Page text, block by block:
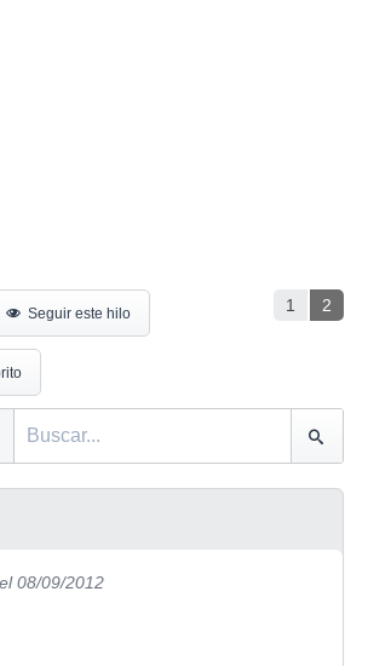
1 2
Seguir este hilo
el 08/09/2012